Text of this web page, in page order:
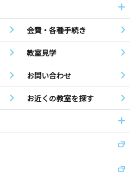
会費・各種手続き
教室見学
お問い合わせ
お近くの教室を探す